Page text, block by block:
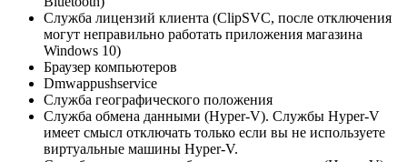
Служба лицензий клиента (ClipSVC, после отключения
могут неправильно работать приложения магазина
Windows 10)
Браузер компьютеров
Dmwappushservice
Служба географического положения
Служба обмена данными (Hyper-V). Службы Hyper-V
имеет смысл отключать только если вы не используете
виртуальные машины Hyper-V.